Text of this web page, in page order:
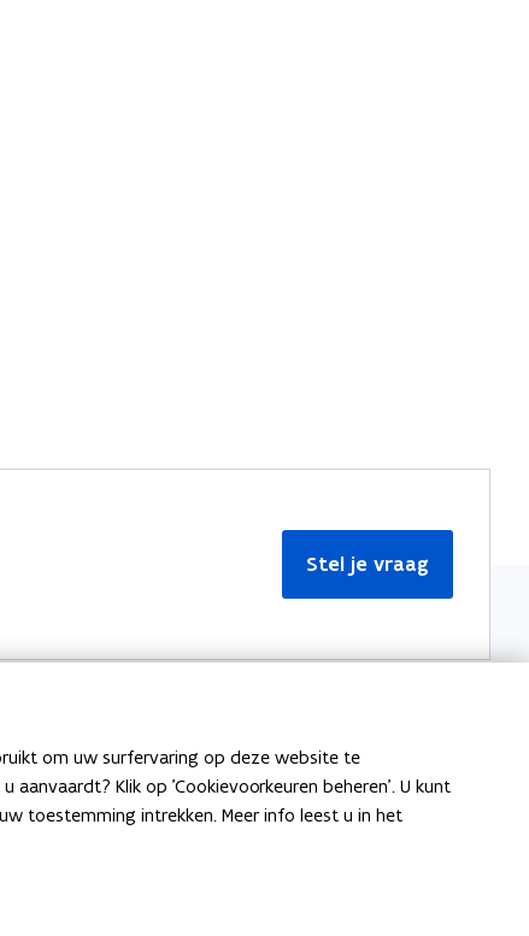
Stel je vraag
Meer informatie
Over Team Taaladvies
om uw surfervaring op deze website te
aanvaardt? Klik op 'Cookievoorkeuren beheren'. U kunt
toestemming intrekken. Meer info leest u in het